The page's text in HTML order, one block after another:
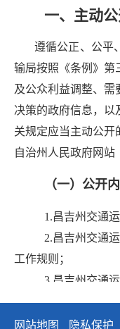
一、主动
遵循公正、公平、
输局按照《条例》第
及公众利益调整、需
决策的政府信息，以
关规定应当主动公开
自治州人民政府网站
（一）公开
1.昌吉州交通
2.昌吉州交通
工作规则；
3.昌吉州交通
件；
4.昌吉州交通
网站地图 隐私保护